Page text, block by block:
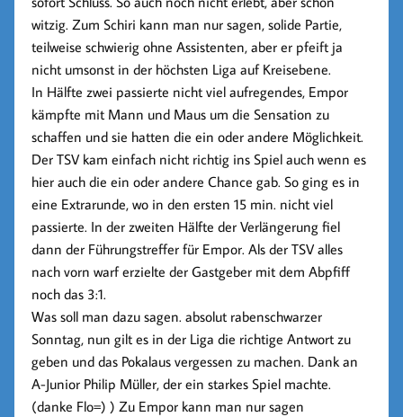
witzig. Zum Schiri kann man nur sagen, solide Partie,
teilweise schwierig ohne Assistenten, aber er pfeift ja
nicht umsonst in der höchsten Liga auf Kreisebene.
In Hälfte zwei passierte nicht viel aufregendes, Empor
kämpfte mit Mann und Maus um die Sensation zu
schaffen und sie hatten die ein oder andere Möglichkeit.
Der TSV kam einfach nicht richtig ins Spiel auch wenn es
hier auch die ein oder andere Chance gab. So ging es in
eine Extrarunde, wo in den ersten 15 min. nicht viel
passierte. In der zweiten Hälfte der Verlängerung fiel
dann der Führungstreffer für Empor. Als der TSV alles
nach vorn warf erzielte der Gastgeber mit dem Abpfiff
noch das 3:1.
Was soll man dazu sagen. absolut rabenschwarzer
Sonntag, nun gilt es in der Liga die richtige Antwort zu
geben und das Pokalaus vergessen zu machen. Dank an
A-Junior Philip Müller, der ein starkes Spiel machte.
(danke Flo=) ) Zu Empor kann man nur sagen